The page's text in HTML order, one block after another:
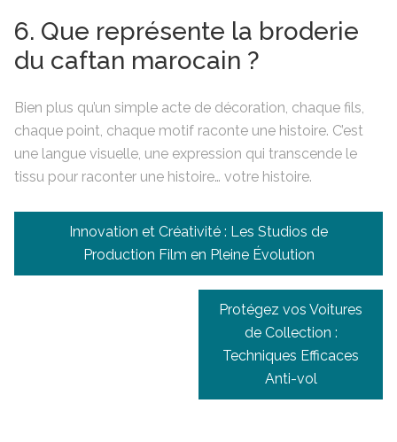
6. Que représente la broderie
du caftan marocain ?
Bien plus qu’un simple acte de décoration, chaque fils,
chaque point, chaque motif raconte une histoire. C’est
une langue visuelle, une expression qui transcende le
tissu pour raconter une histoire… votre histoire.
Navigation
l’article
Innovation et Créativité : Les Studios de
Production Film en Pleine Évolution
Protégez vos Voitures
de Collection :
Techniques Efficaces
Anti-vol